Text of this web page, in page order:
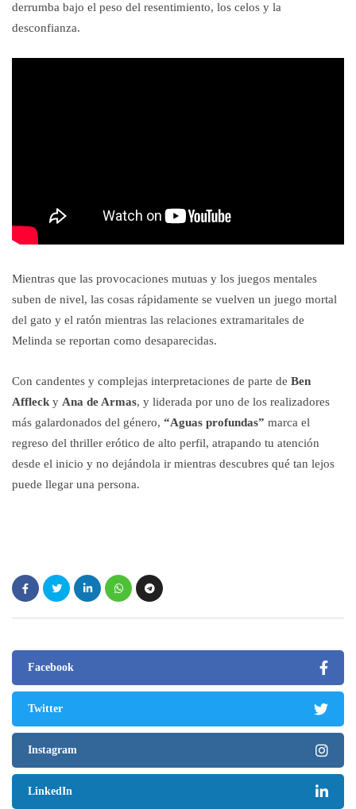
derrumba bajo el peso del resentimiento, los celos y la
desconfianza.
Mientras que las provocaciones mutuas y los juegos mentales
suben de nivel, las cosas rápidamente se vuelven un juego mortal
del gato y el ratón mientras las relaciones extramaritales de
Melinda se reportan como desaparecidas.
Con candentes y complejas interpretaciones de parte de Ben
Affleck y Ana de Armas, y liderada por uno de los realizadores
más galardonados del género, “Aguas profundas” marca el
regreso del thriller erótico de alto perfil, atrapando tu atención
desde el inicio y no dejándola ir mientras descubres qué tan lejos
puede llegar una persona.
Facebook
Twitter
Instagram
LinkedIn